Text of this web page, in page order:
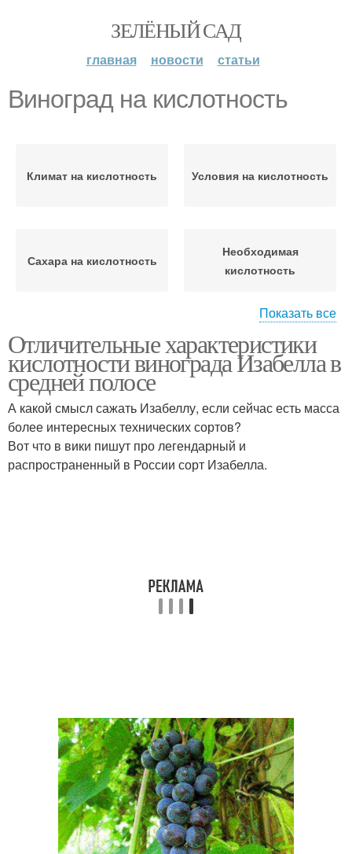
ЗЕЛЁНЫЙ САД
главная новости статьи
Виноград на кислотность
Климат на кислотность Условия на кислотность
Сахара на кислотность
Необходимая
кислотность
кислотность
полосе
Показать все
Отличительные характеристики
кислотности винограда Изабелла в
средней полосе
А какой смысл сажать Изабеллу, если сейчас есть масса
более интересных технических сортов?
Вот что в вики пишут про легендарный и
распространенный в России сорт Изабелла.